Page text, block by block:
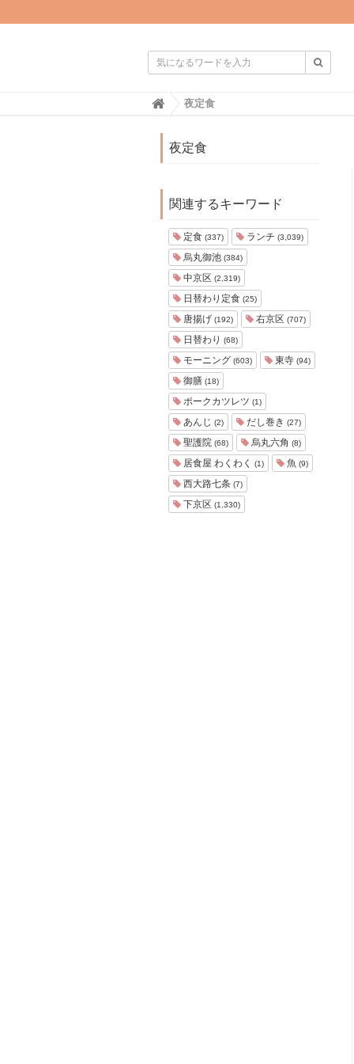
H
夜定食
夜定食
関連するキーワード
定食 (337) ランチ (3,039)
烏丸御池 (384)
中京区 (2,319)
日替わり定食 (25)
唐揚げ (192) 右京区 (707)
日替わり (68)
モーニング (603) 東寺 (94)
御膳 (18)
ポークカツレツ (1)
あんじ (2) だし巻き (27)
聖護院 (68) 烏丸六角 (8)
居食屋 わくわく (1) 魚 (9)
西大路七条 (7)
下京区 (1,330)